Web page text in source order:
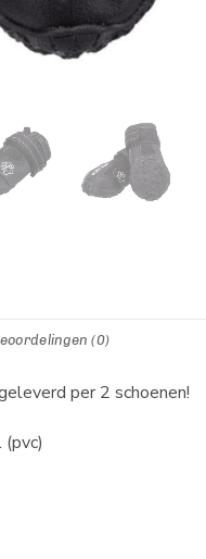
(0)
per 2 schoenen!